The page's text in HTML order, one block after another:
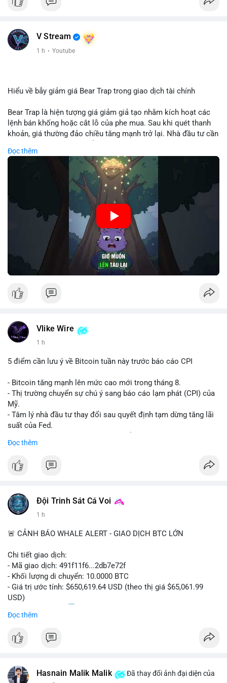
V Stream
1 h · Youtube
Hiểu về bẫy giảm giá Bear Trap trong giao dịch tài chính
Bear Trap là hiện tượng giá giảm giả tạo nhằm kích hoạt các
lệnh bán khống hoặc cắt lỗ của phe mua. Sau khi quét thanh
khoản, giá thường đảo chiều tăng mạnh trở lại. Nhà đầu tư cần
hóa điểm vào lệnh.
🎥 Xem video trực tiếp tại:
Nguồn: Cú Thông Thái
Đọc thêm
Vlike Wire
1 h
5 điểm cần lưu ý về Bitcoin tuần này trước báo cáo CPI
- Bitcoin tăng mạnh lên mức cao mới trong tháng 8.
- Thị trường chuyển sự chú ý sang báo cáo lạm phát (CPI) của
Mỹ.
- Tâm lý nhà đầu tư thay đổi sau quyết định tạm dừng tăng lãi
suất của Fed.
theo.
#bitcoin #btc #cryptonews
#vlikevn #titanbot
📰 Nguồn: Cointelegraph
Đọc thêm
Đội Trinh Sát Cá Voi
1 h
🚨 CẢNH BÁO WHALE ALERT - GIAO DỊCH BTC LỚN
Chi tiết giao dịch:
- Mã giao dịch: 491f11f6...2db7e72f
- Khối lượng di chuyển: 10.0000 BTC
- Giá trị ước tính: $650,619.64 USD (theo thị giá $65,061.99
USD)
- Thời gian: 11:20
Nhận định phân tích hành vi của Cá voi dựa trên giao dịch này:
Giao dịch 10 BTC trị giá hơn 650 nghìn USD được thực hiện
lớn. Mức khối lượng này không quá lớn để gây áp lực bán trực
Đọc thêm
Hasnain Malik Malik
Đã thay đổi ảnh đại diện của